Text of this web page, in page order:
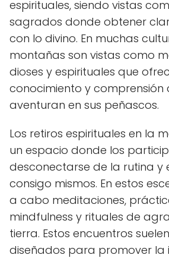
espirituales, siendo vistas
sagrados donde obtener
con lo divino. En muchas
montañas son vistas como
dioses y espirituales que
conocimiento y comprensión
aventuran en sus peñascos.
Los retiros espirituales en la
un espacio donde los
desconectarse de la rutina y
consigo mismos. En estos
a cabo meditaciones,
mindfulness y rituales de
tierra. Estos encuentros
diseñados para promover la